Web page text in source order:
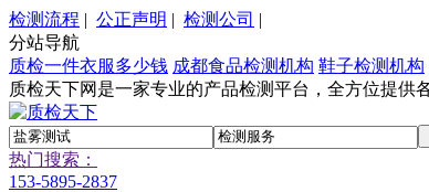
检测流程 | 公正声明 | 检测公司 |
分站导航
质检一件衣服多少钱 成都食品检测机构 鞋子检测机构
质检天下网是一家专业的产品检测平台，全方位提供
热门搜索：
153-5895-2837